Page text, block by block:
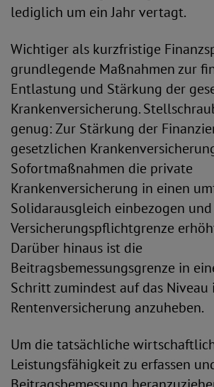
lediglich um ein Jahr vertagt.
Wichtiger als kurzfristige
grundlegende Maßnahmen zur
Entlastung und Stärkung der
Krankenversicherung.
genug: Zur Stärkung der
gesetzlichen
Sofortmaßnahmen die private
Krankenversicherung in einen
Solidarausgleich einbezogen
Versicherungspflicht­grenze
Darüber hinaus ist die
Beitragsbemessungsgrenze in
Schritt zumindest auf das Niveau
Rentenversicherung anzuheben.
Um die tatsächliche
Leistungsfähigkeit zu erfassen